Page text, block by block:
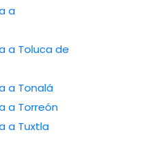
a
a Toluca de
a Tonalá
a Torreón
a Tuxtla